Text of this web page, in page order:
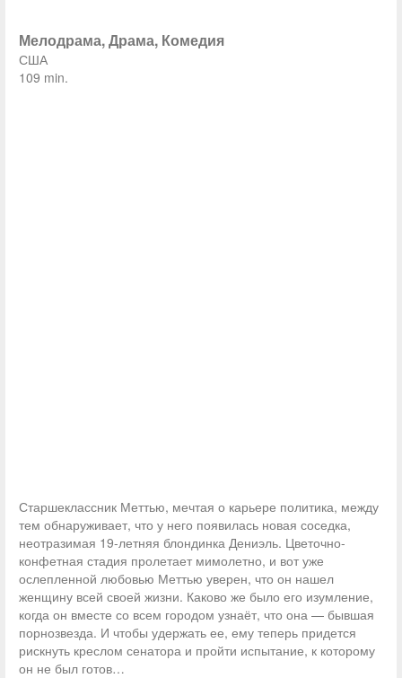
Мелодрама, Драма, Комедия
США
109 min.
Старшеклассник Меттью, мечтая о карьере политика, между
тем обнаруживает, что у него появилась новая соседка,
неотразимая 19-летняя блондинка Дениэль. Цветочно-
конфетная стадия пролетает мимолетно, и вот уже
ослепленной любовью Меттью уверен, что он нашел
женщину всей своей жизни. Каково же было его изумление,
когда он вместе со всем городом узнаёт, что она — бывшая
порнозвезда. И чтобы удержать ее, ему теперь придется
рискнуть креслом сенатора и пройти испытание, к которому
он не был готов…